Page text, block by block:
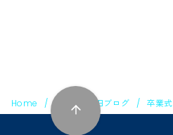
Home BLOG 旧ブログ 卒業式